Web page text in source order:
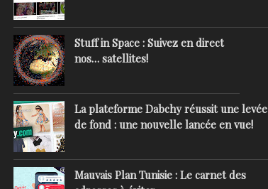
Stuff in Space : Suivez en direct
nos… satellites!
La plateforme Dabchy réussit une levée
de fond : une nouvelle lancée en vue!
Mauvais Plan Tunisie : Le carnet des